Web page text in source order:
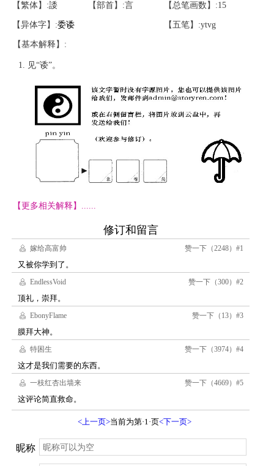
【繁体】:諉 【部首】:言 【总笔画数】:15
【异体字】:委诿 【五笔】:ytvg
【基本解释】:
见“诿”。
【更多相关解释】......